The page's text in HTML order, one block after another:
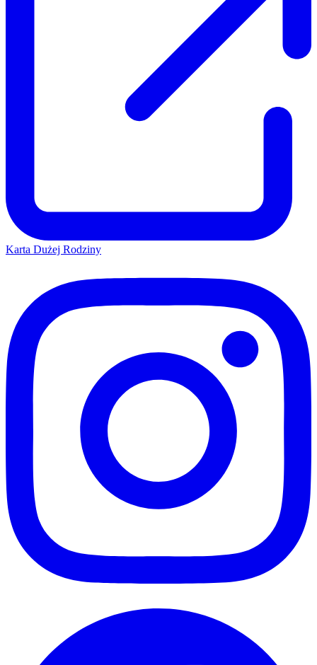
Karta Dużej Rodziny